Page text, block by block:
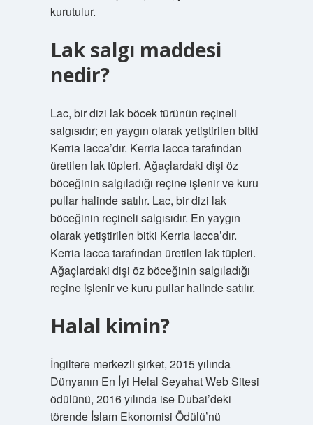
kurutulur.
Lak salgı maddesi
nedir?
Lac, bir dizi lak böcek türünün reçineli
salgısıdır; en yaygın olarak yetiştirilen bitki
Kerria lacca’dır. Kerria lacca tarafından
üretilen lak tüpleri. Ağaçlardaki dişi öz
böceğinin salgıladığı reçine işlenir ve kuru
pullar halinde satılır. Lac, bir dizi lak
böceğinin reçineli salgısıdır. En yaygın
olarak yetiştirilen bitki Kerria lacca’dır.
Kerria lacca tarafından üretilen lak tüpleri.
Ağaçlardaki dişi öz böceğinin salgıladığı
reçine işlenir ve kuru pullar halinde satılır.
Halal kimin?
İngiltere merkezli şirket, 2015 yılında
Dünyanın En İyi Helal Seyahat Web Sitesi
ödülünü, 2016 yılında ise Dubai’deki
törende İslam Ekonomisi Ödülü’nü